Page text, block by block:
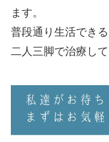
ます。
普段通り生活でき
二人三脚で治療して